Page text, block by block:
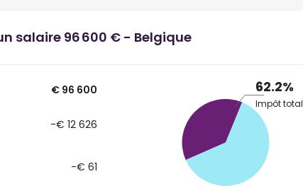
salaire 96 600 € - Belgique
€ 96 600
-€ 12 626
-€ 61
62.2%
Impôt total